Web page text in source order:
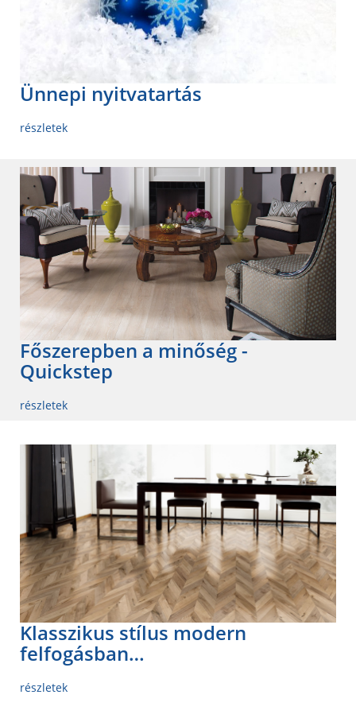
Ünnepi nyitvatartás
részletek
Főszerepben a minőség -
Quickstep
részletek
Klasszikus stílus modern
felfogásban…
részletek